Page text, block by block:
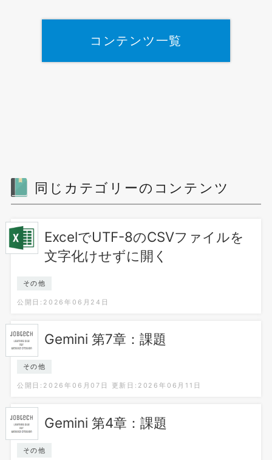
コンテンツ一覧
同じカテゴリーのコンテンツ
ExcelでUTF-8のCSVファイルを
文字化けせずに開く
その他
公開日:2026年06月24日
Gemini 第7章：課題
その他
公開日:2026年06月07日 更新日:2026年06月11日
Gemini 第4章：課題
その他